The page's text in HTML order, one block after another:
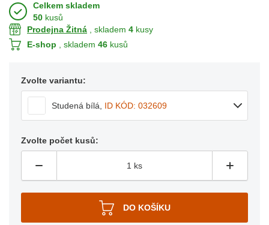
Celkem skladem
50 kusů
Prodejna Žitná , skladem 4 kusy
E-shop , skladem 46 kusů
Zvolte variantu:
Studená bílá, ID KÓD: 032609
Zvolte počet kusů: